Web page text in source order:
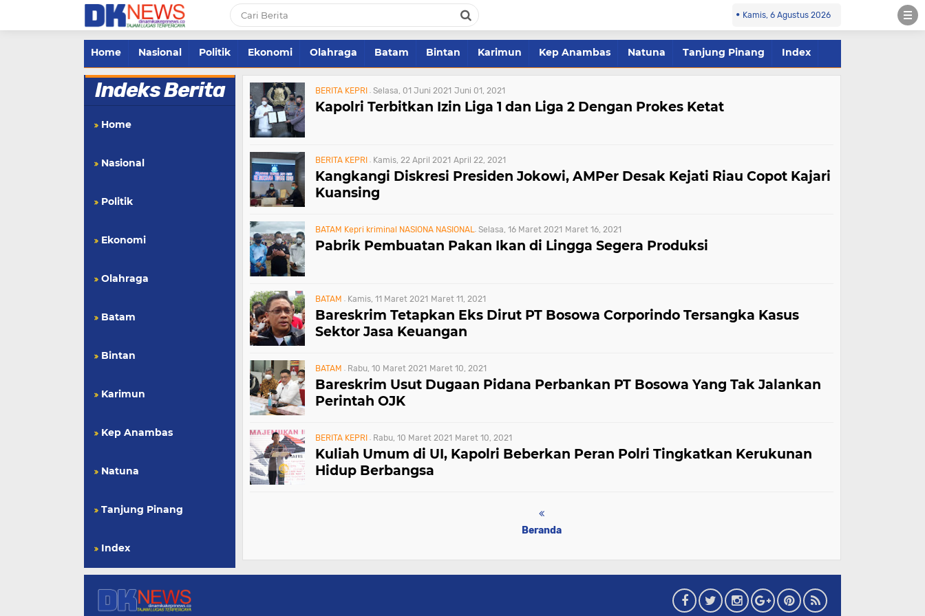
Kamis, 6 Agustus 2026
Home Nasional Politik Ekonomi Olahraga Batam Bintan Karimun Kep Anambas Natuna Tanjung Pinang Index
Indeks Berita
Home
Nasional
Politik
Ekonomi
Olahraga
Batam
Bintan
Karimun
Kep Anambas
Natuna
Tanjung Pinang
Index
BERITA KEPRI Selasa, 01 Juni 2021 Juni 01, 2021
Kapolri Terbitkan Izin Liga 1 dan Liga 2 Dengan Prokes Ketat
BERITA KEPRI Kamis, 22 April 2021 April 22, 2021
Kangkangi Diskresi Presiden Jokowi, AMPer Desak Kejati Riau Copot Kajari
Kuansing
BATAM Kepri kriminal NASIONA NASIONAL Selasa, 16 Maret 2021 Maret 16, 2021
Pabrik Pembuatan Pakan Ikan di Lingga Segera Produksi
BATAM Kamis, 11 Maret 2021 Maret 11, 2021
Bareskrim Tetapkan Eks Dirut PT Bosowa Corporindo Tersangka Kasus
Sektor Jasa Keuangan
BATAM Rabu, 10 Maret 2021 Maret 10, 2021
Bareskrim Usut Dugaan Pidana Perbankan PT Bosowa Yang Tak Jalankan
Perintah OJK
BERITA KEPRI Rabu, 10 Maret 2021 Maret 10, 2021
Kuliah Umum di UI, Kapolri Beberkan Peran Polri Tingkatkan Kerukunan
Hidup Berbangsa
Beranda